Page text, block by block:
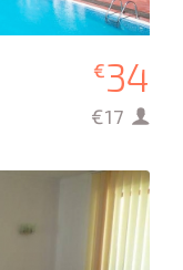
€34
€17